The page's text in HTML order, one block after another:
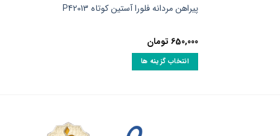
پیراهن مردانه فلورا آستین کوتاه P42013
650,000 تومان
انتخاب گزینه ها